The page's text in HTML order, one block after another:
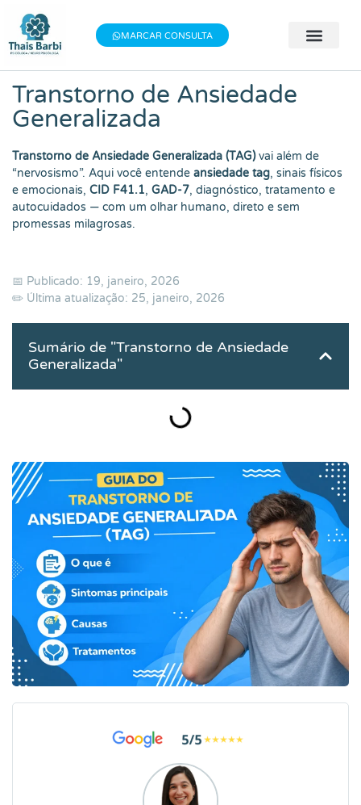
MARCAR CONSULTA
Transtorno de Ansiedade
Generalizada
Transtorno de Ansiedade Generalizada (TAG)vai além de
“nervosismo”. Aqui você entende ansiedade tag, sinais físicos
e emocionais, CID F41.1, GAD-7, diagnóstico, tratamento e
autocuidados — com um olhar humano, direto e sem
promessas milagrosas.
📅 Publicado: 19, janeiro, 2026
✏️ Última atualização: 25, janeiro, 2026
Sumário de "Transtorno de Ansiedade
Generalizada"